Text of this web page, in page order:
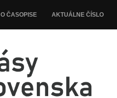
O ČASOPISE AKTUÁLNE ČÍSLO